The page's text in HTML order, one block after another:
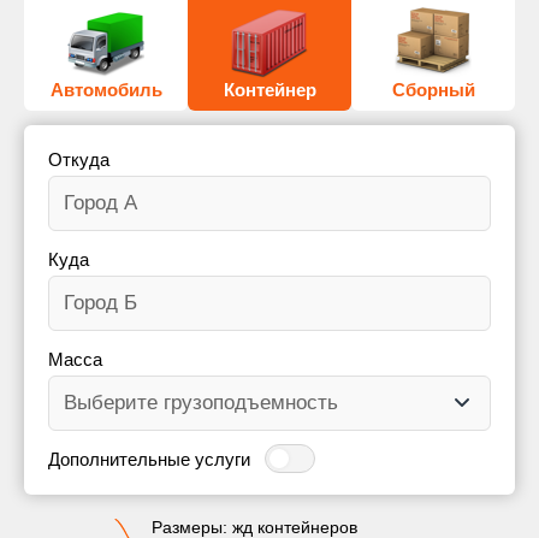
Автомобиль Контейнер Сборный
Откуда
Куда
Масса
Дополнительные услуги
Размеры: жд контейнеров